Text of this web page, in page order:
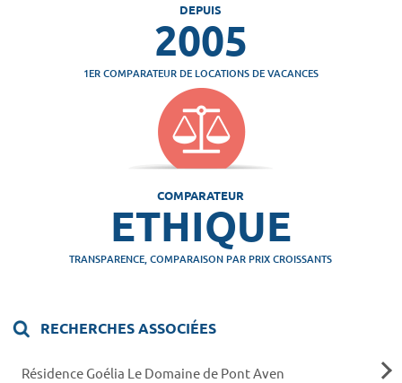
DEPUIS
2005
1ER COMPARATEUR DE LOCATIONS DE VACANCES
COMPARATEUR
ETHIQUE
TRANSPARENCE, COMPARAISON PAR PRIX CROISSANTS
RECHERCHES ASSOCIÉES
Résidence Goélia Le Domaine de Pont Aven